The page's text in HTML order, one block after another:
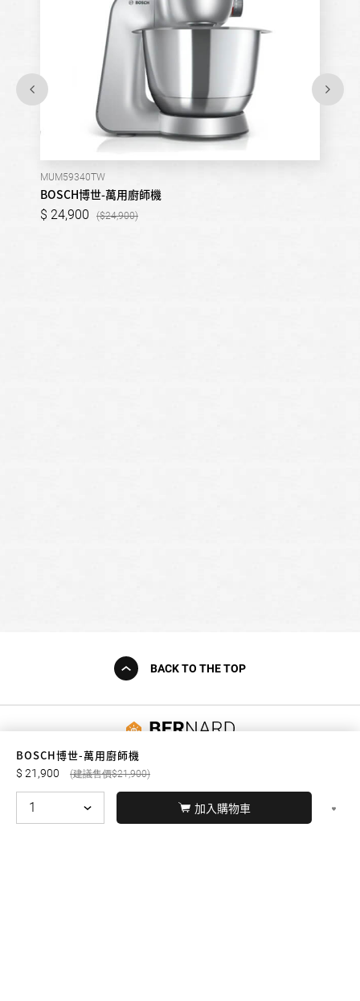
BOSCH博世-萬用廚師機
21,900 21,900
加入購物車
MUM59340TW
BOSCH博世-萬用廚師機
24,900 24,900
BACK TO THE TOP
© BERNARD 2021 WEBDESIGN